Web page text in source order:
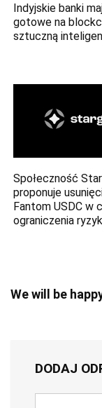
Indyjskie banki
gotowe na
sztuczną
Społeczność
proponuje
Fantom USDC w
ograniczenia
We will be
DODAJ